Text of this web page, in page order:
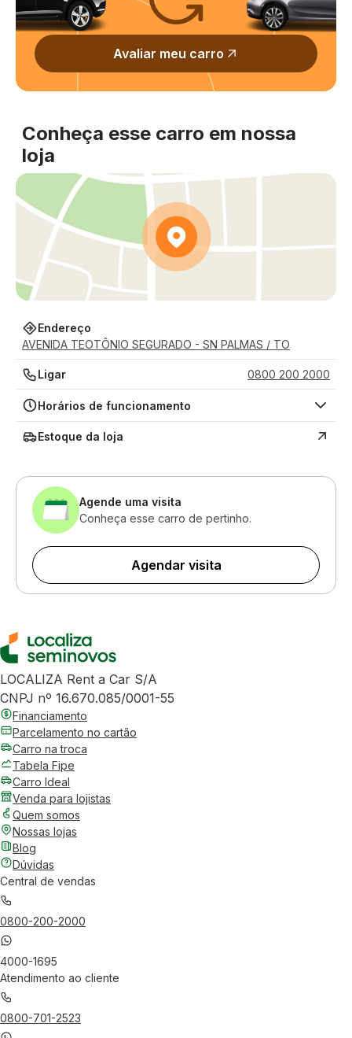
Avaliar meu carro
Conheça esse carro em nossa
loja
Endereço
AVENIDA TEOTÔNIO SEGURADO - SN PALMAS / TO
Ligar 0800 200 2000
Horários de funcionamento
Estoque da loja
Agende uma visita
Conheça esse carro de pertinho.
Agendar visita
LOCALIZA Rent a Car S/A
CNPJ nº 16.670.085/0001-55
Financiamento
Parcelamento no cartão
Carro na troca
Tabela Fipe
Carro Ideal
Venda para lojistas
Quem somos
Nossas lojas
Blog
Dúvidas
Central de vendas
0800-200-2000
4000-1695
Atendimento ao cliente
0800-701-2523